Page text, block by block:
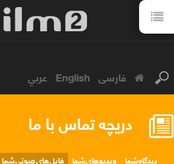
فارسی English عربي
دریچه تماس با ما
فایل های صوتی شما ویدیوهای شما
دیدگاه شما